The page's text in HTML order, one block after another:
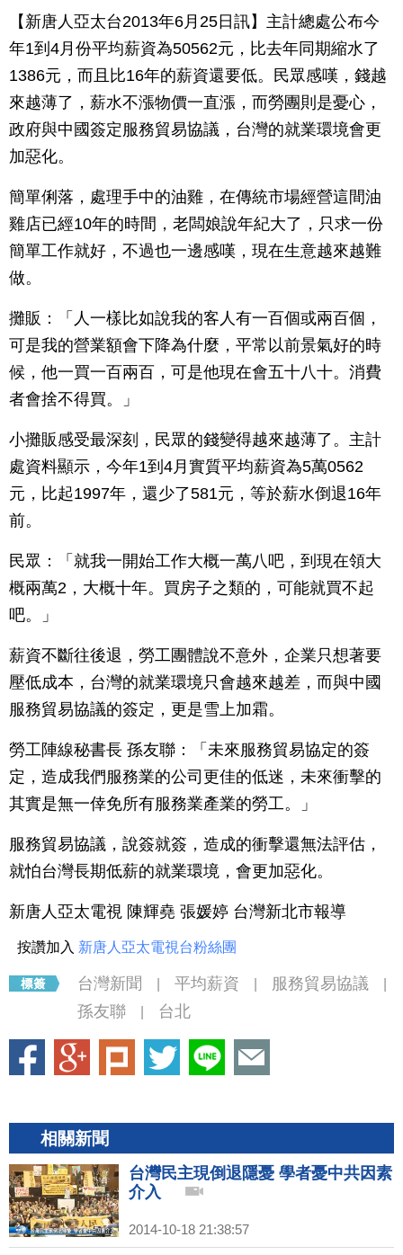
【新唐人亞太台2013年6月25日訊】主計總處公布今
年1到4月份平均薪資為50562元，比去年同期縮水了
1386元，而且比16年的薪資還要低。民眾感嘆，錢越
來越薄了，薪水不漲物價一直漲，而勞團則是憂心，
政府與中國簽定服務貿易協議，台灣的就業環境會更
加惡化。
簡單俐落，處理手中的油雞，在傳統市場經營這間油
雞店已經10年的時間，老闆娘說年紀大了，只求一份
簡單工作就好，不過也一邊感嘆，現在生意越來越難
做。
攤販：「人一樣比如說我的客人有一百個或兩百個，
可是我的營業額會下降為什麼，平常以前景氣好的時
候，他一買一百兩百，可是他現在會五十八十。消費
者會捨不得買。」
小攤販感受最深刻，民眾的錢變得越來越薄了。主計
處資料顯示，今年1到4月實質平均薪資為5萬0562
元，比起1997年，還少了581元，等於薪水倒退16年
前。
民眾：「就我一開始工作大概一萬八吧，到現在領大
概兩萬2，大概十年。買房子之類的，可能就買不起
吧。」
薪資不斷往後退，勞工團體說不意外，企業只想著要
壓低成本，台灣的就業環境只會越來越差，而與中國
服務貿易協議的簽定，更是雪上加霜。
勞工陣線秘書長 孫友聯：「未來服務貿易協定的簽
定，造成我們服務業的公司更佳的低迷，未來衝擊的
其實是無一倖免所有服務業產業的勞工。」
服務貿易協議，說簽就簽，造成的衝擊還無法評估，
就怕台灣長期低薪的就業環境，會更加惡化。
新唐人亞太電視 陳輝堯 張媛婷 台灣新北市報導
按讚加入 新唐人亞太電視台粉絲團
台灣新聞 平均薪資 服務貿易協議
孫友聯 台北
相關新聞
台灣民主現倒退隱憂 學者憂中共因素
介入
2014-10-18 21:38:57